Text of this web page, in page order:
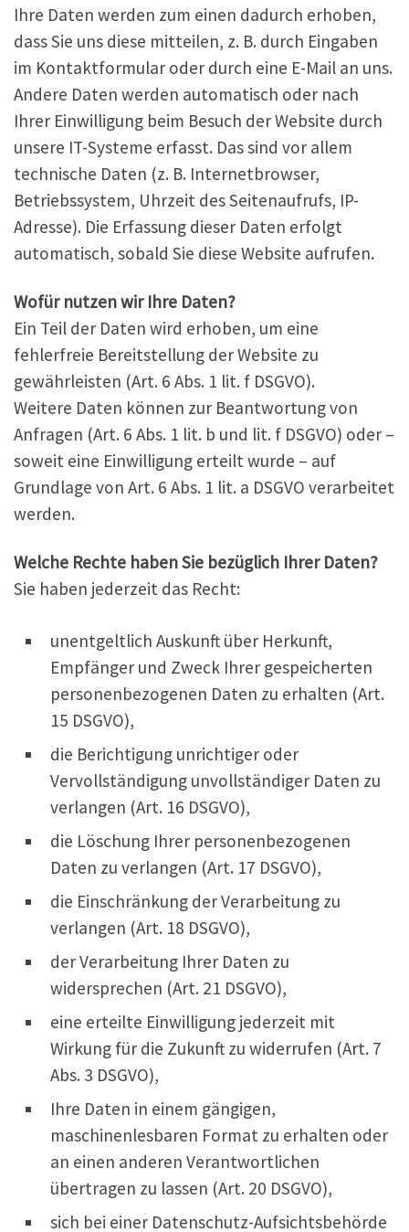
Ihre Daten werden zum einen dadurch erhoben,
dass Sie uns diese mitteilen, z. B. durch Eingaben
im Kontaktformular oder durch eine E-Mail an uns.
Andere Daten werden automatisch oder nach
Ihrer Einwilligung beim Besuch der Website durch
unsere IT-Systeme erfasst. Das sind vor allem
technische Daten (z. B. Internetbrowser,
Betriebssystem, Uhrzeit des Seitenaufrufs, IP-
Adresse). Die Erfassung dieser Daten erfolgt
automatisch, sobald Sie diese Website aufrufen.
Wofür nutzen wir Ihre Daten?
Ein Teil der Daten wird erhoben, um eine
fehlerfreie Bereitstellung der Website zu
gewährleisten (Art. 6 Abs. 1 lit. f DSGVO).
Weitere Daten können zur Beantwortung von
Anfragen (Art. 6 Abs. 1 lit. b und lit. f DSGVO) oder –
soweit eine Einwilligung erteilt wurde – auf
Grundlage von Art. 6 Abs. 1 lit. a DSGVO verarbeitet
werden.
Welche Rechte haben Sie bezüglich Ihrer Daten?
Sie haben jederzeit das Recht:
unentgeltlich Auskunft über Herkunft,
Empfänger und Zweck Ihrer gespeicherten
personenbezogenen Daten zu erhalten (Art.
15 DSGVO),
die Berichtigung unrichtiger oder
Vervollständigung unvollständiger Daten zu
verlangen (Art. 16 DSGVO),
die Löschung Ihrer personenbezogenen
Daten zu verlangen (Art. 17 DSGVO),
die Einschränkung der Verarbeitung zu
verlangen (Art. 18 DSGVO),
der Verarbeitung Ihrer Daten zu
widersprechen (Art. 21 DSGVO),
eine erteilte Einwilligung jederzeit mit
Wirkung für die Zukunft zu widerrufen (Art. 7
Abs. 3 DSGVO),
Ihre Daten in einem gängigen,
maschinenlesbaren Format zu erhalten oder
an einen anderen Verantwortlichen
übertragen zu lassen (Art. 20 DSGVO),
sich bei einer Datenschutz-Aufsichtsbehörde